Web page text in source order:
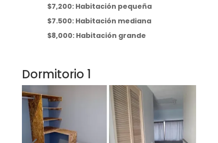
$7,200: Habitación pequeña
$7.500: Habitación mediana
$8,000: Habitación grande
Dormitorio 1